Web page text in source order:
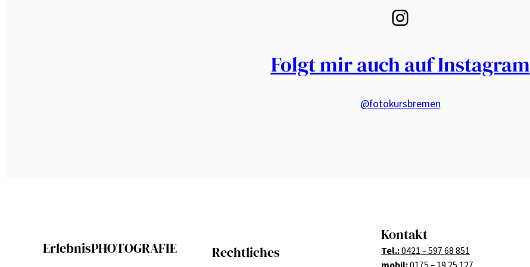
Instagram
Folgt mir auch auf Instagram
@fotokursbremen
ErlebnisPHOTOGRAFIE Rechtliches
Kontakt
Tel.:0421 – 597 68 851